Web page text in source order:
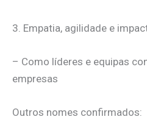
3. Empatia, agilidade e
– Como líderes e equipas
empresas
Outros nomes confirmados: